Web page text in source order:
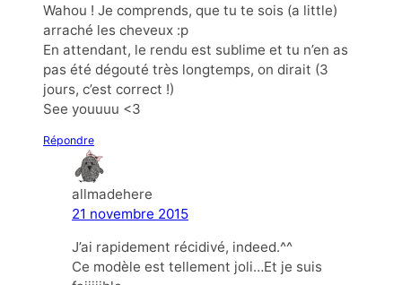
Wahou ! Je comprends, que tu te sois (a little)
arraché les cheveux :p
En attendant, le rendu est sublime et tu n’en as
pas été dégouté très longtemps, on dirait (3
jours, c’est correct !)
See youuuu <3
Répondre
allmadehere
21 novembre 2015
J’ai rapidement récidivé, indeed.^^
Ce modèle est tellement joli…Et je suis